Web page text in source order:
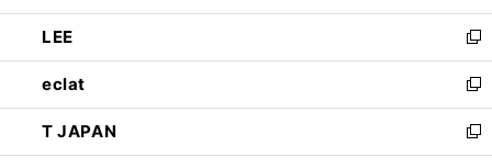
開
く
ウ
で
開
く
ン
ド
ウ
で
開
く
ウ
ィ
ン
ド
ウ
で
開
し
い
ウ
ィ
ン
ド
ウ
LEE
新
し
い
ウ
ィ
ン
eclat
新
し
い
ウ
T JAPAN
新
し